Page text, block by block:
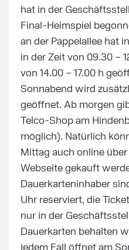
hat in der
Final-Heimspiel
an der Pappelallee hat
in der Zeit von 09.30 –
von 14.00 – 17.00 h
Sonnabend wird
geöffnet. Ab morgen
Telco-Shop am
möglich). Natürlich
Mittag auch online
Webseite gekauft
Dauerkarteninhaber
Uhr reserviert, die
nur in der
Dauerkarten behalten
jedem Fall öffnet am